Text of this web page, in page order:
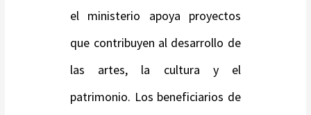
el ministerio apoya proyectos
que contribuyen al desarrollo de
las artes, la cultura y el
patrimonio. Los beneficiarios de